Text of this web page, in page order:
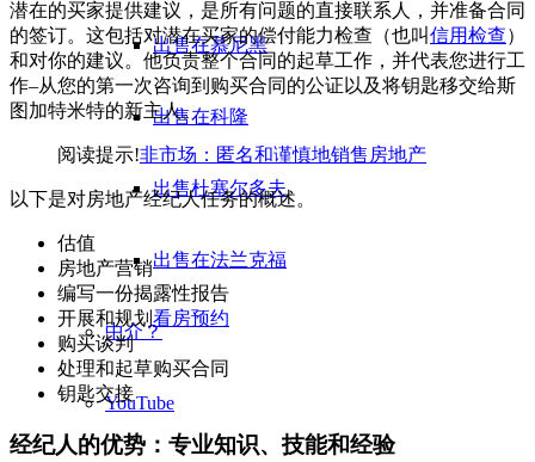
出售在慕尼黑
出售在科隆
出售杜塞尔多夫
出售在法兰克福
中介？
YouTube
潜在的买家提供建议，是所有问题的直接联系人，并准备合同
的签订。这包括对潜在买家的偿付能力检查（也叫信用检查）
和对你的建议。他负责整个合同的起草工作，并代表您进行工
作–从您的第一次咨询到购买合同的公证以及将钥匙移交给斯
图加特米特的新主人。
阅读提示!非市场：匿名和谨慎地销售房地产
以下是对房地产经纪人任务的概述。
估值
房地产营销
编写一份揭露性报告
开展和规划 看房预约
购买谈判
处理和起草购买合同
钥匙交接
经纪人的优势：专业知识、技能和经验